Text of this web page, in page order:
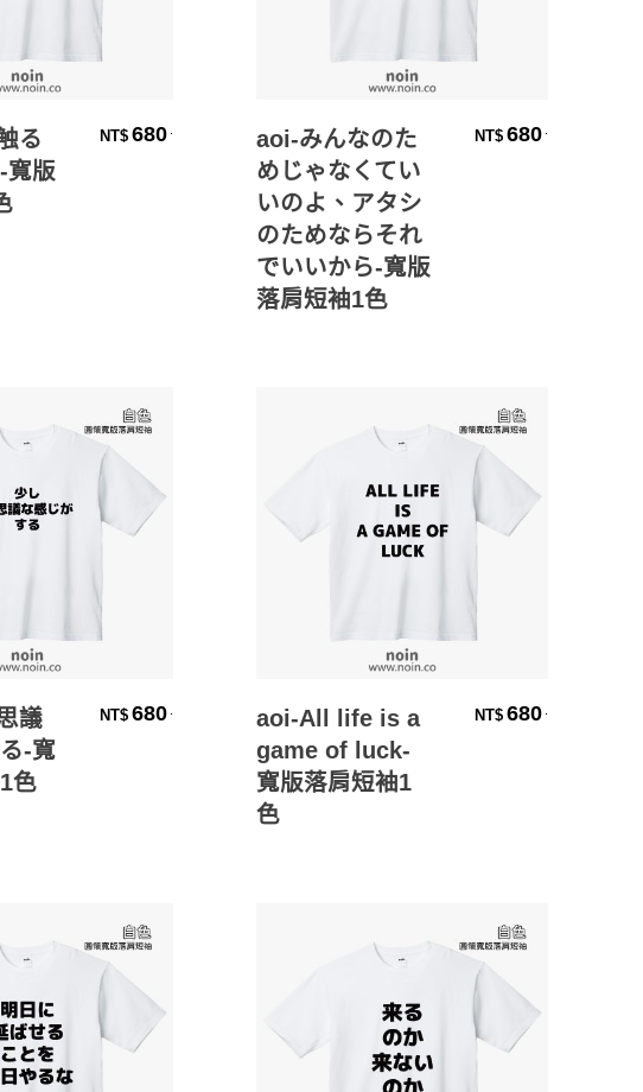
る
寬版
NT$ 680 . 選擇規格
aoi-みんなのた
めじゃなくてい
いのよ、アタシ
のためならそれ
でいいから-寬版
落肩短袖1色
NT$ 680 .
選擇規格
議
-寬
色
NT$ 680
aoi-All life is a
game of luck-
寬版落肩短袖1
色
NT$ 680